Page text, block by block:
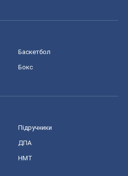
Баскетбол
Бокс
Підручники
ДПА
НМТ